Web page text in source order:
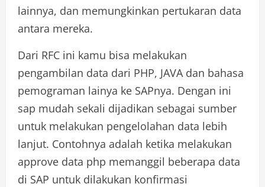
lainnya, dan memungkinkan pertukaran data
antara mereka.
Dari RFC ini kamu bisa melakukan
pengambilan data dari PHP, JAVA dan bahasa
pemograman lainya ke SAPnya. Dengan ini
sap mudah sekali dijadikan sebagai sumber
untuk melakukan pengelolahan data lebih
lanjut. Contohnya adalah ketika melakukan
approve data php memanggil beberapa data
di SAP untuk dilakukan konfirmasi